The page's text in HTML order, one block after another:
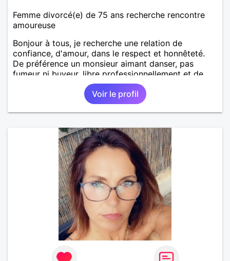
Femme divorcé(e) de 75 ans recherche rencontre
amoureuse
Bonjour à tous, je recherche une relation de
confiance, d'amour, dans le respect et honnêteté.
De préférence un monsieur aimant danser, pas
fumeur ni buveur, libre professionnellement et de
Voir le profil